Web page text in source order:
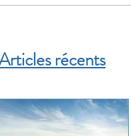
récents